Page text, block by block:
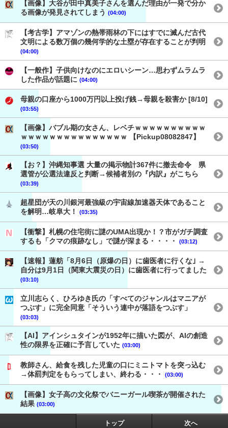
【画像】大谷が田中真美子さんを選んだ理由が一発で分か
る画像が発見されてしまう (04:00)
【考古学】アマゾンの熱帯雨林の下にはすでに滅んだ古代
文明による数万個の幾何学的な土塁が存在することが判明
(04:00)
【一般作】子供向けなのにエロいシーン…思わずムラムラ
した作品が話題に (04:00)
母親の口座から1000万円以上投げ銭→母親を殺害か [8/10]
(03:55)
【画像】バブル期の女さん、レベチｗｗｗｗｗｗｗｗｗｗ
ｗｗｗｗｗｗｗｗｗｗｗｗｗｗｗ 【Pickup08082847】
(03:50)
【お？】沖縄知事選 大量の掲示物計367件に撤去命令 県
選管が公選法違反と判断→候補者別の『内訳』がこちら
(03:39)
超星団が天の川銀河最強級の宇宙線加速器天体であること
を解明…岐阜大！
(03:35)
【衝撃】札幌の住宅街に謎のUMA出現か！？市がガチ調査
するも「クマの痕跡なし」で謎が深まる・・・・
(03:12)
【速報】蓮舫「8月6日（原爆の日）に歯医者に行くな｣ →
自分は9月1日（関東大震災の日）に歯医者に行ってました
(03:10)
立川志らく、ひろゆき氏の「すべてのジャンルはマニアが
つぶす」に完全同意「そういう連中が落語をつぶす」
(03:03)
【AI】アインシュタインが1952年に描いた図が、AIの創造
性の限界を正確に予言していた (03:00)
教師さん、給食を残した児童の口にミニトマトを突っ込む
→体罰判定をもらってしまい、終わる・・・
(03:00)
【画像】女子高の文化祭でバニーガール喫茶が開催された
結果 (03:00)
トップ 次へ